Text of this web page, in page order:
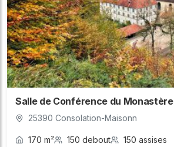
Salle de Conférence du Monastère
25390 Consolation-Maisonn
170 m² 150 debout 150 assises